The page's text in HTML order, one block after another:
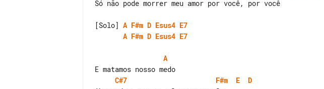
Só não pode morrer meu amor por você, por você
[Solo] A F#m D Esus4 E7
A F#m D Esus4 E7
A
C#7
F#m E
D